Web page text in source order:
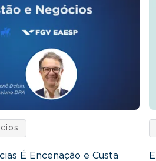
É Encenação e Custa